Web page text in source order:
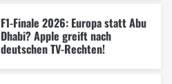
F1-Finale 2026: Europa statt Abu
Dhabi? Apple greift nach
deutschen TV-Rechten!